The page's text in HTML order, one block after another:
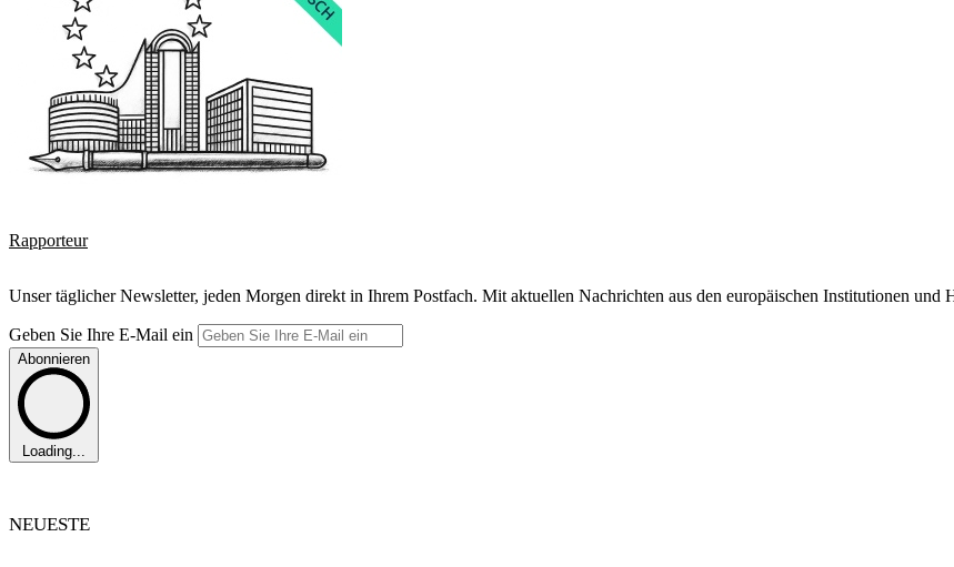
Rapporteur
Unser täglicher Newsletter, jeden Morgen direkt in Ihrem Postfach. Mit aktuellen Nachrichten aus den europäischen Institutionen
Geben Sie Ihre E-Mail ein
Abonnieren
Loading...
NEUESTE